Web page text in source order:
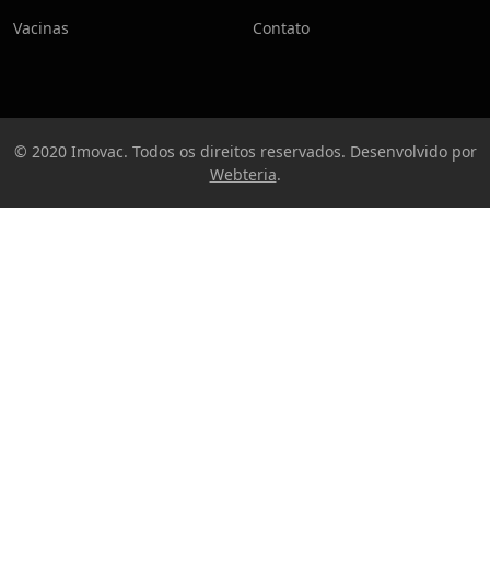
Vacinas
Contato
© 2020 Imovac. Todos os direitos reservados. Desenvolvido por
Webteria.